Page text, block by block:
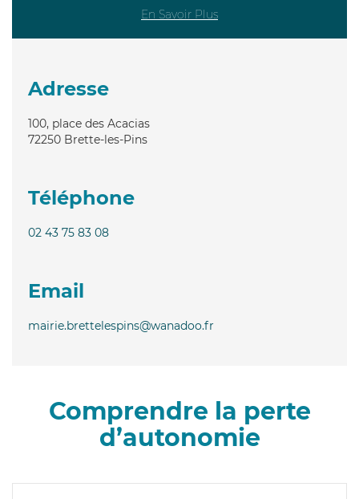
En Savoir Plus
Adresse
100, place des Acacias
72250 Brette-les-Pins
Téléphone
02 43 75 83 08
Email
mairie.brettelespins@wanadoo.fr
Comprendre la perte
d’autonomie